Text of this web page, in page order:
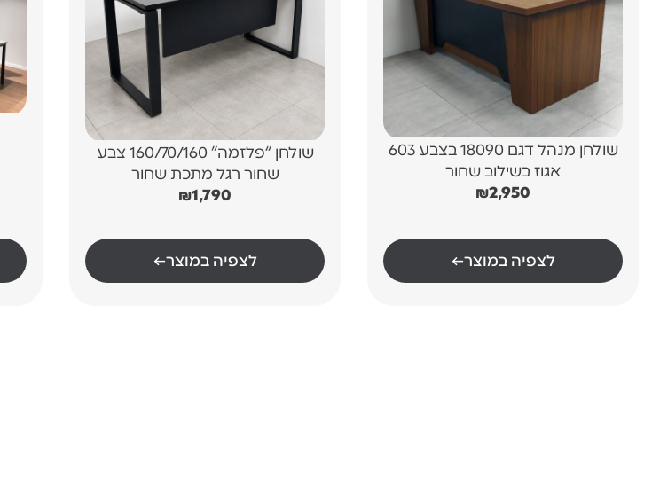
שולחן מנהל דגם 18090 בצבע 603
אגוז בשילוב שחור
₪2,950
←לצפיה במוצר
שולחן “פלזמה” 160/70/160 צבע
שחור רגל מתכת שחור
₪1,790
←לצפיה במוצר